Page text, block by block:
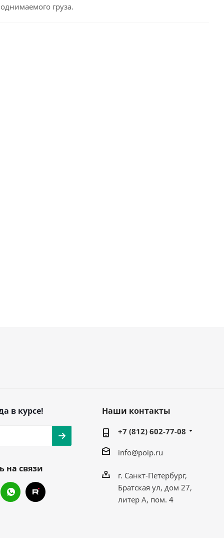
груза.
в курсе!
на связи
Наши контакты
+7 (812) 602-77-08
info@poip.ru
г. Санкт-Петербург,
Братская ул, дом 27,
литер А, пом. 4